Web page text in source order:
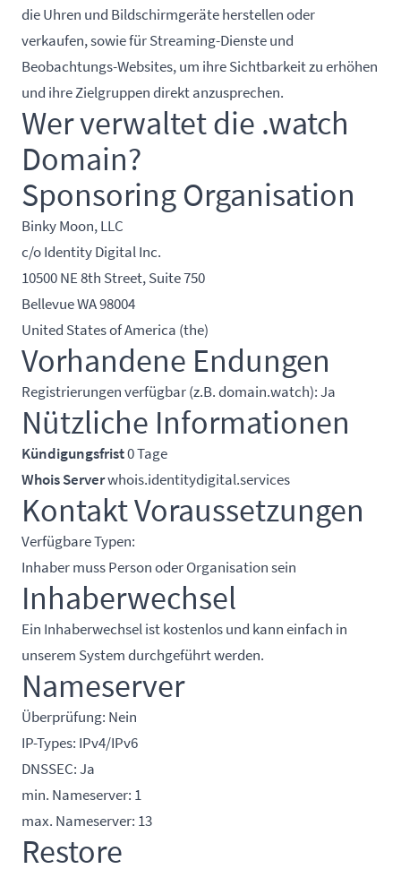
die Uhren und Bildschirmgeräte herstellen oder
verkaufen, sowie für Streaming-Dienste und
Beobachtungs-Websites, um ihre Sichtbarkeit zu erhöhen
und ihre Zielgruppen direkt anzusprechen.
Wer verwaltet die .watch
Domain?
Sponsoring Organisation
Binky Moon, LLC
c/o Identity Digital Inc.
10500 NE 8th Street, Suite 750
Bellevue WA 98004
United States of America (the)
Vorhandene Endungen
Registrierungen verfügbar (z.B. domain.watch): Ja
Nützliche Informationen
Kündigungsfrist0 Tage
Whois Serverwhois.identitydigital.services
Kontakt Voraussetzungen
Verfügbare Typen:
Inhaber muss Person oder Organisation sein
Inhaberwechsel
Ein Inhaberwechsel ist kostenlos und kann einfach in
unserem System durchgeführt werden.
Nameserver
Überprüfung: Nein
IP-Types: IPv4/IPv6
DNSSEC: Ja
min. Nameserver: 1
max. Nameserver: 13
Restore